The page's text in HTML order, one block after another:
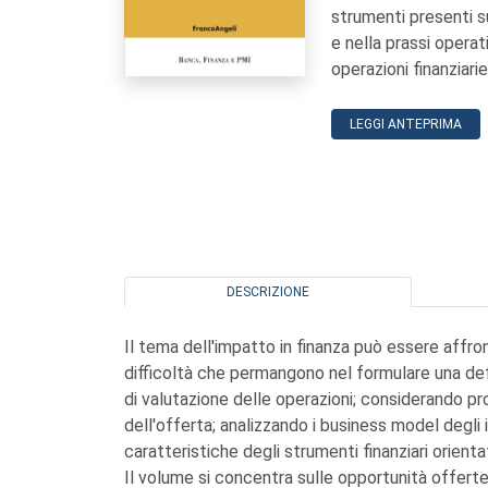
strumenti presenti
e nella prassi
operazioni
LEGGI ANTEPRIMA
DESCRIZIONE
Il tema dell'impatto in finanza può essere
difficoltà che permangono nel formulare una
di valutazione delle operazioni; considerando
dell'offerta; analizzando i business model
caratteristiche degli strumenti finanziari
Il volume si concentra sulle opportunità